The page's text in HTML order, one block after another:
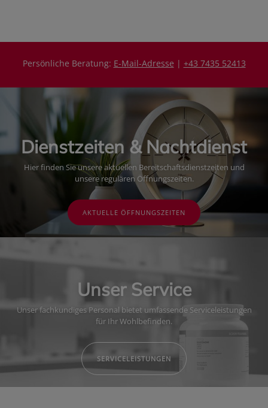
Persönliche Beratung: E-Mail-Adresse | +43 7435 52413
Dienstzeiten & Nachtdienst
Hier finden Sie unsere aktuellen Bereitschaftsdienstzeiten und
unsere regulären Öffnungszeiten.
AKTUELLE ÖFFNUNGSZEITEN
Unser Service
Unser fachkundiges Personal bietet umfassende Serviceleistungen
für Ihr Wohlbefinden.
SERVICELEISTUNGEN